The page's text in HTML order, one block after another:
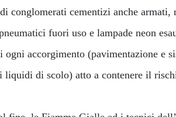
conglomerati cementizi anche
fuori uso e lampade neon
ogni accorgimento (pavimentazione e
liquidi di scolo) atto a contenere il